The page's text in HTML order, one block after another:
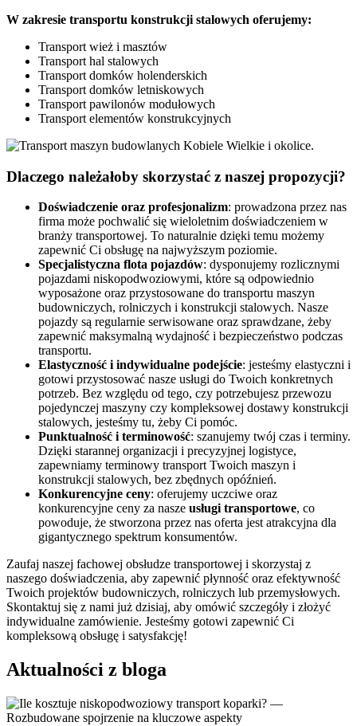
W zakresie transportu konstrukcji stalowych oferujemy:
Transport wież i masztów
Transport hal stalowych
Transport domków holenderskich
Transport domków letniskowych
Transport pawilonów modułowych
Transport elementów konstrukcyjnych
Dlaczego należałoby skorzystać z naszej propozycji?
Doświadczenie oraz profesjonalizm: prowadzona przez nas
firma może pochwalić się wieloletnim doświadczeniem w
branży transportowej. To naturalnie dzięki temu możemy
zapewnić Ci obsługę na najwyższym poziomie.
Specjalistyczna flota pojazdów: dysponujemy rozlicznymi
pojazdami niskopodwoziowymi, które są odpowiednio
wyposażone oraz przystosowane do transportu maszyn
budowniczych, rolniczych i konstrukcji stalowych. Nasze
pojazdy są regularnie serwisowane oraz sprawdzane, żeby
zapewnić maksymalną wydajność i bezpieczeństwo podczas
transportu.
Elastyczność i indywidualne podejście: jesteśmy elastyczni i
gotowi przystosować nasze usługi do Twoich konkretnych
potrzeb. Bez względu od tego, czy potrzebujesz przewozu
pojedynczej maszyny czy kompleksowej dostawy konstrukcji
stalowych, jesteśmy tu, żeby Ci pomóc.
Punktualność i terminowość: szanujemy twój czas i terminy.
Dzięki starannej organizacji i precyzyjnej logistyce,
zapewniamy terminowy transport Twoich maszyn i
konstrukcji stalowych, bez zbędnych opóźnień.
Konkurencyjne ceny: oferujemy uczciwe oraz
konkurencyjne ceny za nasze usługi transportowe, co
powoduje, że stworzona przez nas oferta jest atrakcyjna dla
gigantycznego spektrum konsumentów.
Zaufaj naszej fachowej obsłudze transportowej i skorzystaj z
naszego doświadczenia, aby zapewnić płynność oraz efektywność
Twoich projektów budowniczych, rolniczych lub przemysłowych.
Skontaktuj się z nami już dzisiaj, aby omówić szczegóły i złożyć
indywidualne zamówienie. Jesteśmy gotowi zapewnić Ci
kompleksową obsługę i satysfakcję!
Aktualności z bloga